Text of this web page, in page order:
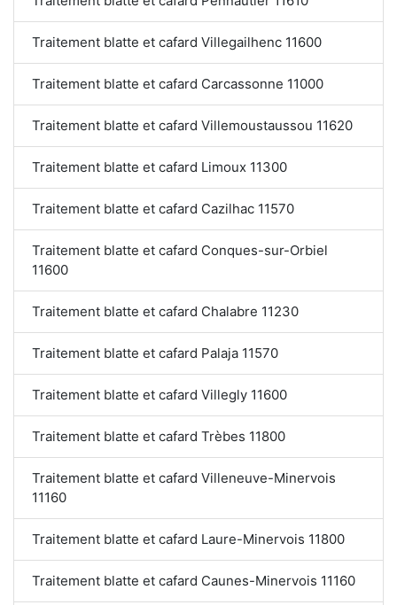
Traitement blatte et cafard Villegailhenc 11600
Traitement blatte et cafard Carcassonne 11000
Traitement blatte et cafard Villemoustaussou 11620
Traitement blatte et cafard Limoux 11300
Traitement blatte et cafard Cazilhac 11570
Traitement blatte et cafard Conques-sur-Orbiel
11600
Traitement blatte et cafard Chalabre 11230
Traitement blatte et cafard Palaja 11570
Traitement blatte et cafard Villegly 11600
Traitement blatte et cafard Trèbes 11800
Traitement blatte et cafard Villeneuve-Minervois
11160
Traitement blatte et cafard Laure-Minervois 11800
Traitement blatte et cafard Caunes-Minervois 11160